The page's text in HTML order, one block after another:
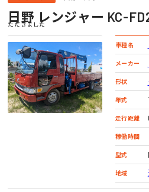
日野 レンジャー KC-
ただきました
車種名
メーカー
形状
年式
走行距離
稼働時間
型式
地域